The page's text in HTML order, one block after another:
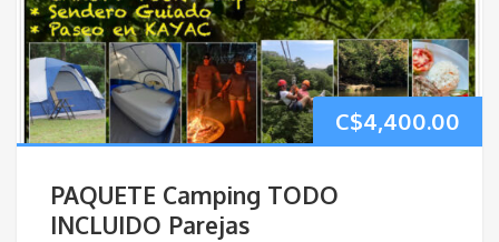
C$4,400.00
PAQUETE Camping TODO
INCLUIDO Parejas